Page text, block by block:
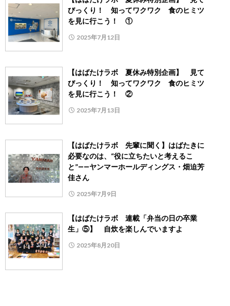
びっくり！ 知ってワクワク 食のヒミツ
を見に行こう！ ①
2025年7月12日
【はばたけラボ 夏休み特別企画】 見て
びっくり！ 知ってワクワク 食のヒミツ
を見に行こう！ ②
2025年7月13日
【はばたけラボ 先輩に聞く】はばたきに
必要なのは、“役に立ちたいと考えるこ
と”――ヤンマーホールディングス・畑迫芳
佳さん
2025年7月9日
【はばたけラボ 連載「弁当の日の卒業
生」⑤】 自炊を楽しんでいますよ
2025年8月20日